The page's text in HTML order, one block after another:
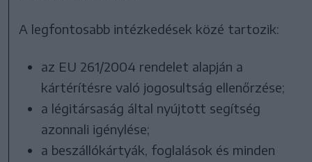
A legfontosabb intézkedések közé tartozik:
az EU 261/2004 rendelet alapján a
kártérítésre való jogosultság ellenőrzése;
a légitársaság által nyújtott segítség
azonnali igénylése;
a beszállókártyák, foglalások és minden